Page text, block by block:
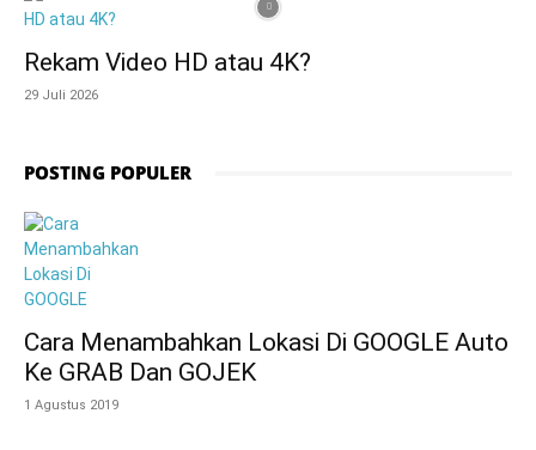
Rekam Video HD atau 4K?
29 Juli 2026
POSTING POPULER
Cara Menambahkan Lokasi Di GOOGLE Auto
Ke GRAB Dan GOJEK
1 Agustus 2019